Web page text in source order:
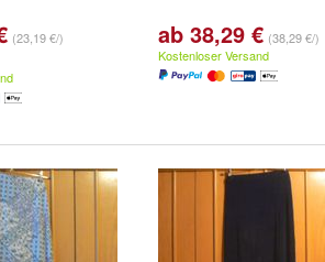
(23,19 €/) ab 38,29 € (38,29 €/)
Kostenloser Versand